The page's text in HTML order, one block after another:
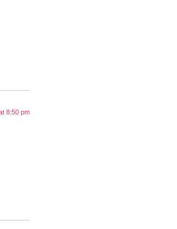
8:50 pm